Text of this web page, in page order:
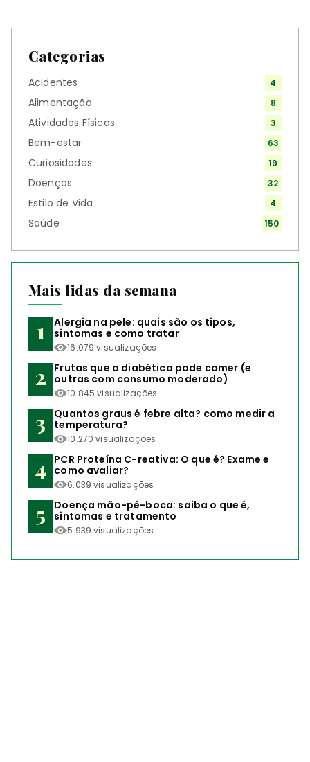
Categorias
Acidentes 4
Alimentação 8
Atividades Físicas 3
Bem-estar 63
Curiosidades 19
Doenças 32
Estilo de Vida 4
Saúde 150
Mais lidas da semana
Alergia na pele: quais são os tipos,
sintomas e como tratar
16.079 visualizações
Frutas que o diabético pode comer (e
outras com consumo moderado)
10.845 visualizações
Quantos graus é febre alta? como medir a
temperatura?
10.270 visualizações
PCR Proteína C-reativa: O que é? Exame e
como avaliar?
6.039 visualizações
Doença mão-pé-boca: saiba o que é,
sintomas e tratamento
5.939 visualizações